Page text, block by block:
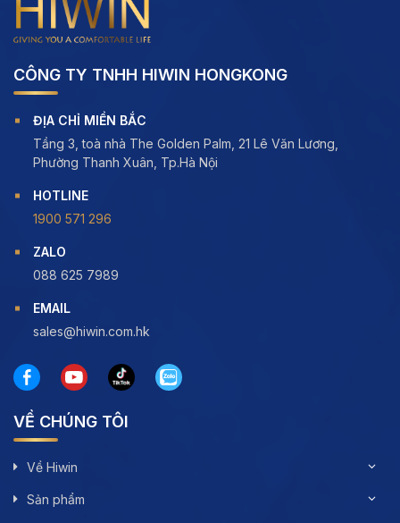
CÔNG TY TNHH HIWIN HONGKONG
ĐỊA CHỈ MIỀN BẮC
Tầng 3, toà nhà The Golden Palm, 21 Lê Văn Lương,
Phường Thanh Xuân, Tp.Hà Nội
HOTLINE
1900 571 296
ZALO
088 625 7989
EMAIL
sales@hiwin.com.hk
VỀ CHÚNG TÔI
Về Hiwin
Sản phẩm